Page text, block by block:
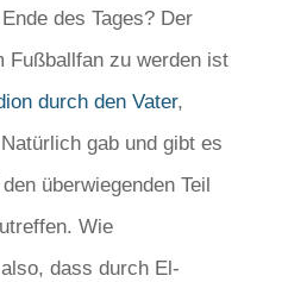
des Tages? Der
Fußballfan zu werden ist
durch den Vater,
gab und gibt es
überwiegenden Teil
Wie
dass durch El-